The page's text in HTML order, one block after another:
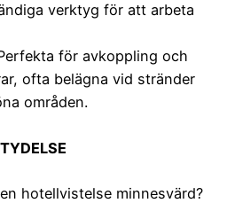
verktyg för att arbeta
för avkoppling och
ofta belägna vid stränder
områden.
hotellvistelse minnesvärd?